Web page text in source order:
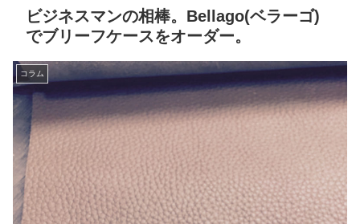
ビジネスマンの相棒。Bellago(ベラーゴ)
でブリーフケースをオーダー。
コラム